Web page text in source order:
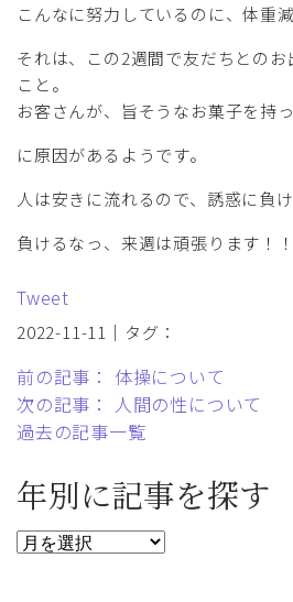
こんなに努力しているのに、体重
それは、この2週間で友だちとの
こと。
お客さんが、旨そうなお菓子を持
に原因があるようです。
人は安きに流れるので、誘惑に負
負けるなっ、来週は頑張ります！！
Tweet
2022-11-11｜タグ：
前の記事： 体操について
次の記事： 人間の性について
過去の記事一覧
年別に記事を探す